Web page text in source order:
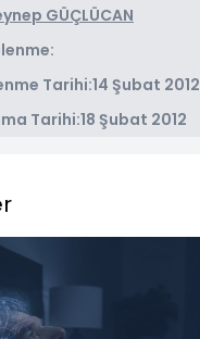
GÜÇLÜCAN
Tarihi:14 Şubat 2012
Tarihi:18 Şubat 2012